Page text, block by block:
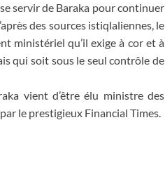
servir de Baraka pour continuer
des sources istiqlaliennes, le
ministériel qu’il exige à cor et à
qui soit sous le seul contrôle de
vient d’être élu ministre des
le prestigieux Financial Times.